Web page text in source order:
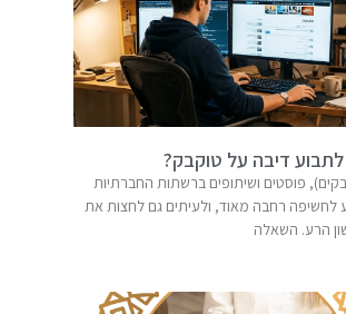
לתבוע דיבה על טוקבק?
פוסטים ושיתופים ברשתות החברתיות
לחשיפה רחבה מאוד, ולעיתים גם לחצות את
הרע. השאלה